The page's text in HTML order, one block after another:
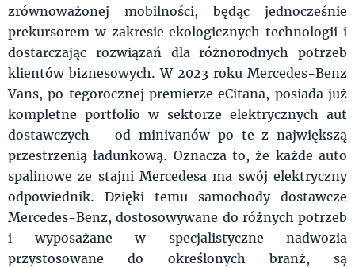
zrównoważonej mobilności, będąc jednocześnie
prekursorem w zakresie ekologicznych technologii i
dostarczając rozwiązań dla różnorodnych potrzeb
klientów biznesowych. W 2023 roku Mercedes-Benz
Vans, po tegorocznej premierze eCitana, posiada już
kompletne portfolio w sektorze elektrycznych aut
dostawczych – od minivanów po te z największą
przestrzenią ładunkową. Oznacza to, że każde auto
spalinowe ze stajni Mercedesa ma swój elektryczny
odpowiednik. Dzięki temu samochody dostawcze
Mercedes-Benz, dostosowywane do różnych potrzeb
i wyposażane w specjalistyczne nadwozia
przystosowane do określonych branż, są